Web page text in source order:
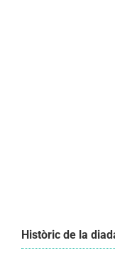
Històric de la